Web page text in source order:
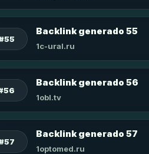
Backlink generado 55
1c-ural.ru
Backlink generado 56
1obl.tv
Backlink generado 57
1optomed.ru